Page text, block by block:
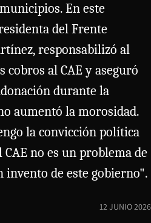
En este
del Frente
responsabilizó al
cobros al CAE y aseguró
durante la
aumentó la morosidad.
la convicción política
no es un problema de
invento de este gobierno".
12 JUNIO 2026